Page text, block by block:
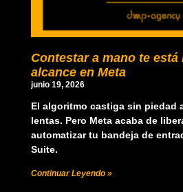
Contestar a mano te está
alcance en Meta
junio 19, 2026
El algoritmo castiga sin piedad
lentas. Pero Meta acaba de
automatizar tu bandeja de
Suite.
Continuar Leyendo »